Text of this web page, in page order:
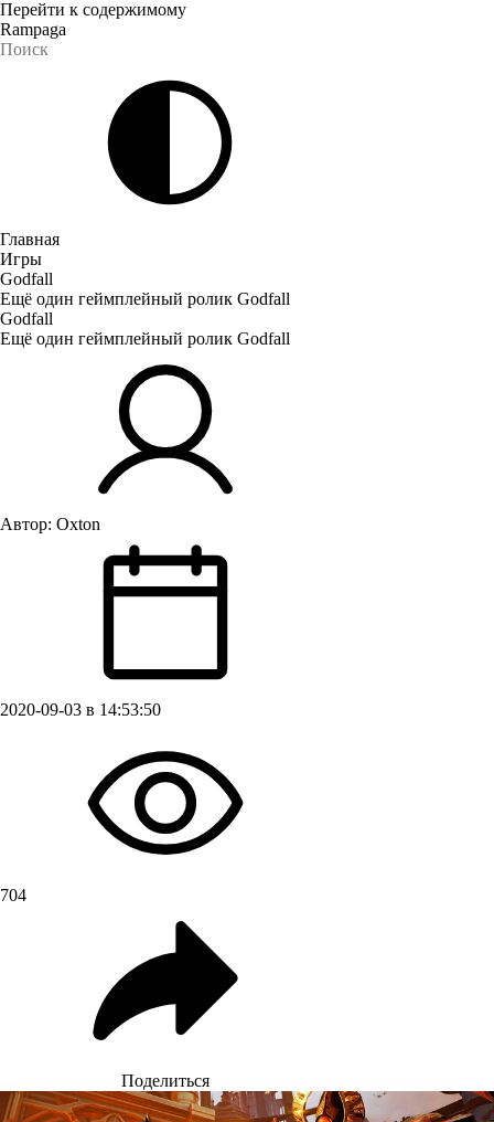
Перейти к содержимому
Rampaga
Главная
Игры
Godfall
Ещё один геймплейный ролик Godfall
Godfall
Ещё один геймплейный ролик Godfall
Автор: Oxton
2020-09-03 в 14:53:50
704
Поделиться